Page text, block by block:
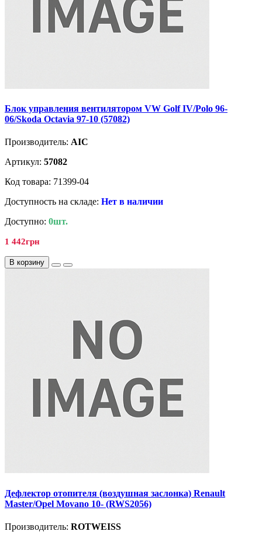
Блок управления вентилятором VW Golf IV/Polo 96-
06/Skoda Octavia 97-10 (57082)
Производитель: AIC
Артикул: 57082
Код товара: 71399-04
Доступность на складе: Нет в наличии
Доступно: 0шт.
1 442грн
В корзину
Дефлектор отопителя (воздушная заслонка) Renault
Master/Opel Movano 10- (RWS2056)
Производитель: ROTWEISS